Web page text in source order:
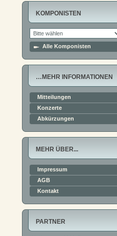
KOMPONISTEN
Alle Komponisten
…MEHR INFORMATIONEN
Mitteilungen
Konzerte
Abkürzungen
MEHR ÜBER...
Impressum
AGB
Kontakt
PARTNER